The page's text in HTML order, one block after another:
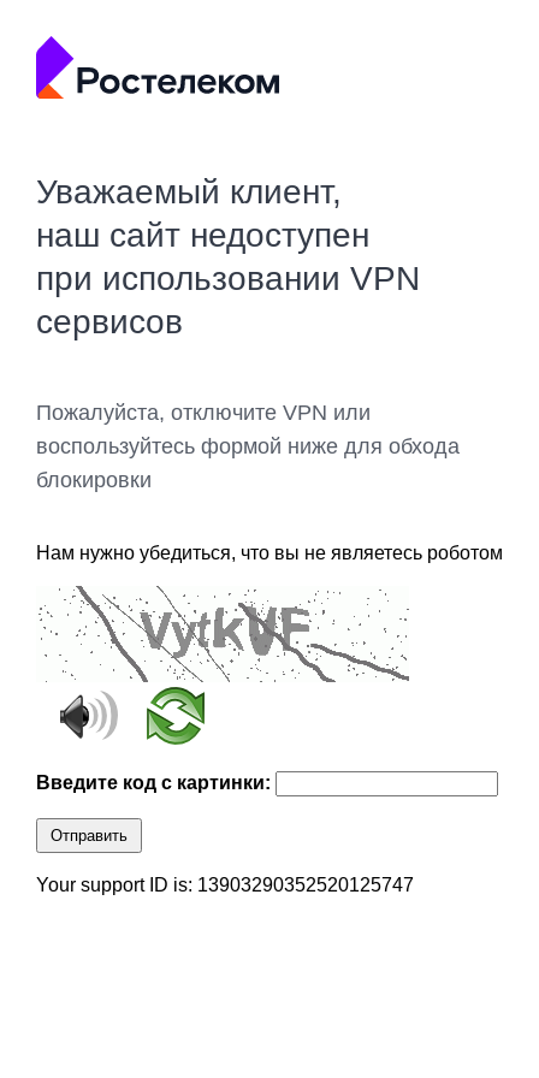
Уважаемый клиент,
наш сайт недоступен
при использовании VPN
сервисов
Пожалуйста, отключите VPN или
воспользуйтесь формой ниже для обхода
блокировки
Нам нужно убедиться, что вы не являетесь роботом
Введите код с картинки:
Отправить
Your support ID is: 13903290352520125747